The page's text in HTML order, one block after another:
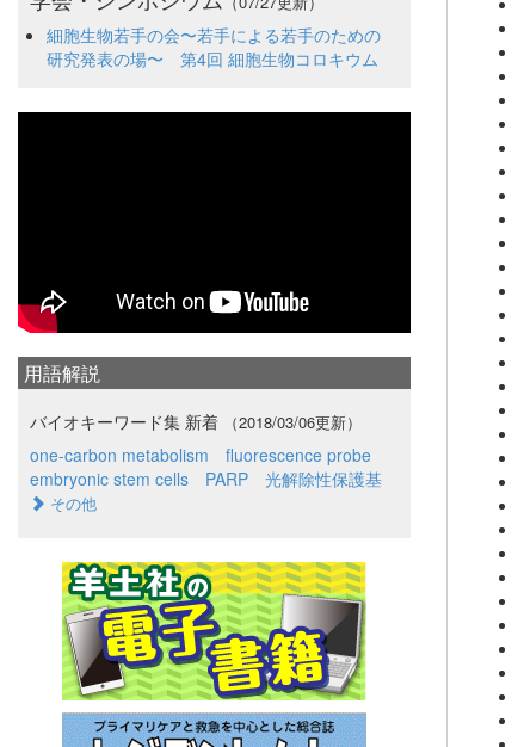
細胞生物若手の会〜若手による若手のための
研究発表の場〜 第4回 細胞生物コロキウム
用語解説
バイオキーワード集 新着 （2018/03/06更新）
one-carbon metabolism
fluorescence probe
embryonic stem cells
PARP 光解除性保護基
その他